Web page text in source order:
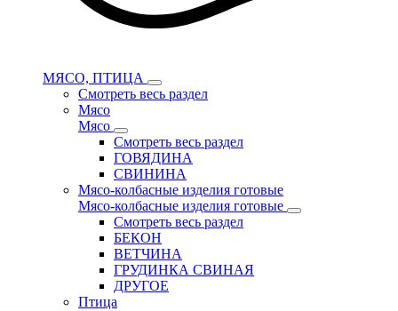
МЯСО, ПТИЦА
Смотреть весь раздел
Мясо
Мясо
Смотреть весь раздел
ГОВЯДИНА
СВИНИНА
Мясо-колбасные изделия готовые
Мясо-колбасные изделия готовые
Смотреть весь раздел
БЕКОН
ВЕТЧИНА
ГРУДИНКА СВИНАЯ
ДРУГОЕ
Птица